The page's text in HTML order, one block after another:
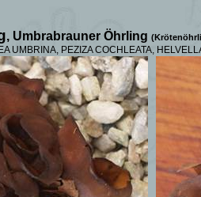
, Umbrabrauner Öhrling
UMBRINA, PEZIZA COCHLEATA,